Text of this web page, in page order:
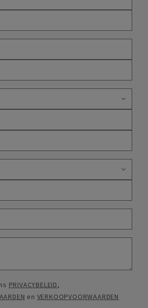
PRIVACYBELEID,
en VERKOOPVOORWAARDEN